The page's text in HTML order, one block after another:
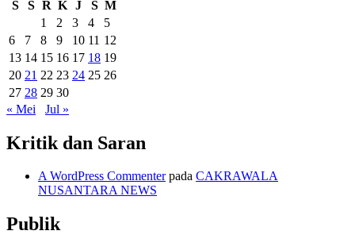
S
S R K J S M
1
2 3 4
5
6
7 8 9 10 11 12
13 14 15 16 17 18 19
20 21 22 23 24 25 26
27 28 29 30
« Mei
Jul »
Kritik dan Saran
A WordPress Commenterpada CAKRAWALA
NUSANTARA NEWS
Publik